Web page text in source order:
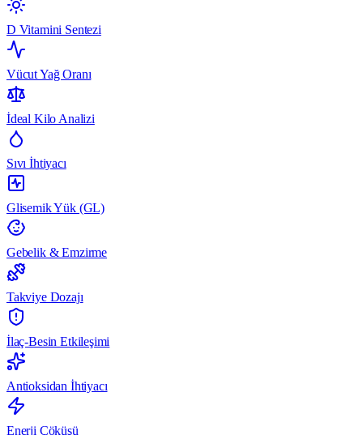
D Vitamini Sentezi
Vücut Yağ Oranı
İdeal Kilo Analizi
Sıvı İhtiyacı
Glisemik Yük (GL)
Gebelik & Emzirme
Takviye Dozajı
İlaç-Besin Etkileşimi
Antioksidan İhtiyacı
Enerji Çöküşü